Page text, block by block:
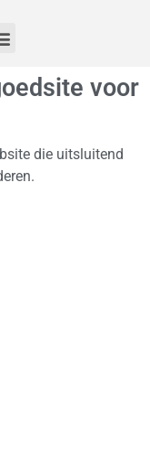
voor
die uitsluitend